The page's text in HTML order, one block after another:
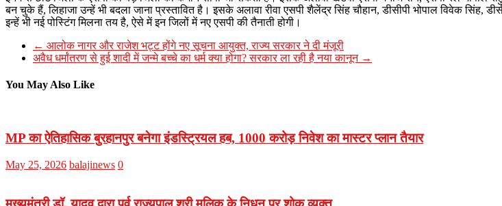
बन चुके हैं, लिहाजा उन्हें भी बदला जाना प्रस्तावित है। इसके अलावा रीवा एसपी शैलेंद्र सिंह चौहान, डीसीपी भोपाल विवेक
इन्हें भी नई पोस्टिंग मिलना तय है, ऐसे में इन जिलों में नए एसपी की तैनाती होगी।
← आलोक नागर और राजेश भट्ट होंगे नए सूचना आयुक्त, राज्य सरकार ने दी मंजूरी
अवैध धर्मांतरण से हुई शादी में जन्मे बच्चे का धर्म क्या होगा? सरकार ला रही है नया कानून →
You May Also Like
MP का ऐतिहासिक बुरहानपुर बनेगा इंडस्ट्रियल हब, 1000 करोड़ निवेश का मास्टर प्लान तैयार
May 25, 2026 balajinews 0